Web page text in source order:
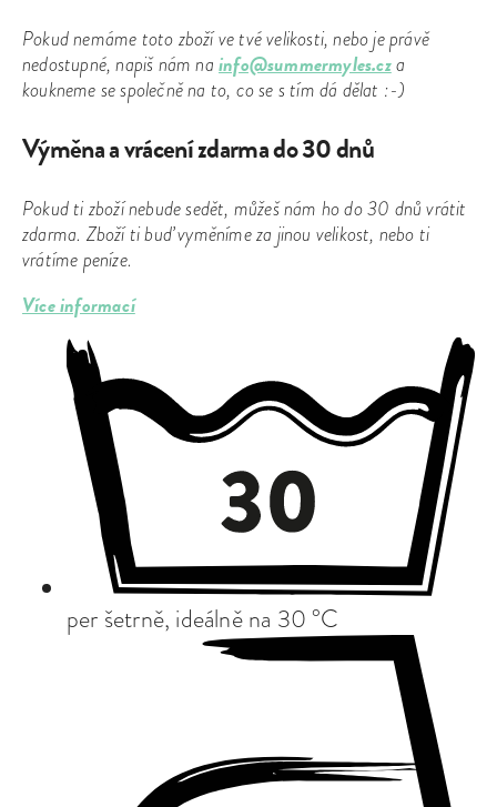
Pokud nemáme toto zboží ve tvé velikosti, nebo je právě
nedostupné, napiš nám na info@summermyles.cza
koukneme se společně na to, co se s tím dá dělat :-)
Výměna a vrácení zdarma do 30 dnů
Pokud ti zboží nebude sedět, můžeš nám ho do 30 dnů vrátit
zdarma. Zboží ti buď vyměníme za jinou velikost, nebo ti
vrátíme peníze.
Více informací
per šetrně, ideálně na 30 °C